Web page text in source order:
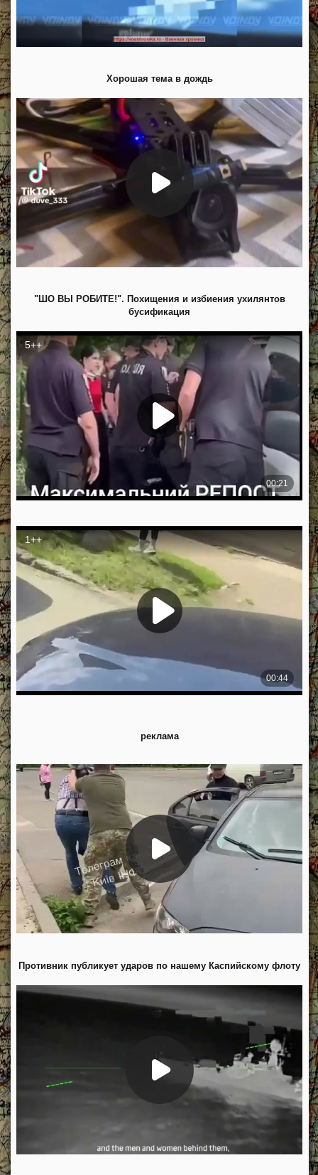
Хорошая тема в дождь
"ШО ВЫ РОБИТЕ!". Похищения и избиения ухилянтов
бусификация
реклама
Противник публикует ударов по нашему Каспийскому флоту